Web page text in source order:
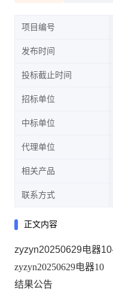
项目编号
发布时间
投标截止时间
招标单位
中标单位
代理单位
相关产品
联系方式
正文内容
zyzyn20250629电器
zyzyn20250629电器10
结果公告